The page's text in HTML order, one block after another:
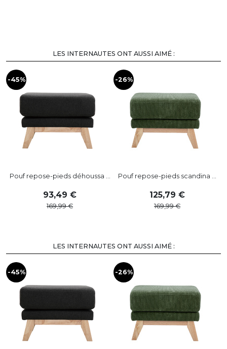
LES INTERNAUTES ONT AUSSI AIMÉ :
-45%
Pouf repose-pieds déhoussa ...
93,49
169,99
-26%
Pouf repose-pieds scandina ...
125,79
169,99
LES INTERNAUTES ONT AUSSI AIMÉ :
-45% -26%